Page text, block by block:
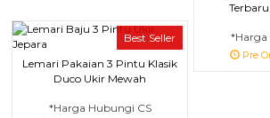
*Harga
Pre
Best Seller
Lemari Pakaian 3 Pintu Klasik
Duco Ukir Mewah
*Harga Hubungi CS